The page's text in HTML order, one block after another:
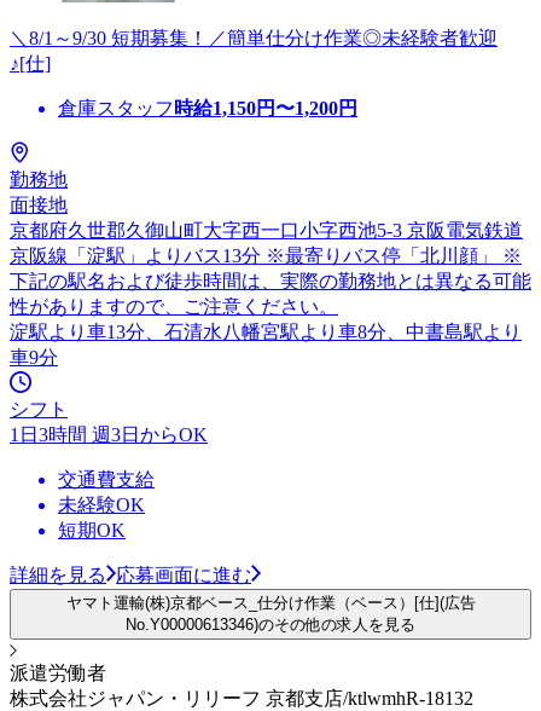
＼8/1～9/30 短期募集！／簡単仕分け作業◎未経験者歓迎
♪[仕]
倉庫スタッフ 時給1,150円〜1,200円
勤務地
面接地
京都府久世郡久御山町大字西一口小字西池5-3 京阪電気鉄道
京阪線「淀駅」よりバス13分 ※最寄りバス停「北川顔」 ※
下記の駅名および徒歩時間は、実際の勤務地とは異なる可能
性がありますので、ご注意ください。
淀駅より車13分、石清水八幡宮駅より車8分、中書島駅より
車9分
シフト
1日3時間 週3日からOK
交通費支給
未経験OK
短期OK
詳細を見る 応募画面に進む
ヤマト運輸(株)京都ベース_仕分け作業（ベース）[仕](広告
No.Y00000613346)のその他の求人を見る
派遣労働者
株式会社ジャパン・リリーフ 京都支店/ktlwmhR-18132